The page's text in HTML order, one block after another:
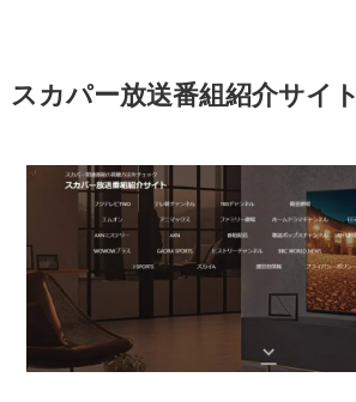
スカパー放送番組紹介サイト